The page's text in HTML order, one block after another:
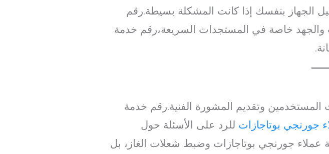
بنفسك إذا كانت المشكلة بسيطة.رقم
والجهد خاصة في المستجدات السريعة،رقم خدمة
وتقديم المشورة الفنية.رقم خدمة
جورنجي بوتاجازات للرد على الأسئلة حول
عملاء جورنجي بوتاجازات وضبط شعلات الغاز، بل